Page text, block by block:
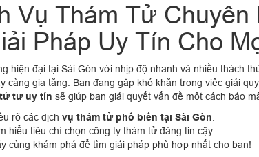
Vụ Thám Tử
Pháp Uy Tín Cho
hiện đại tại Sài Gòn với nhịp độ nhanh và nhiều thách
càng gia tăng. Bạn đang gặp khó khăn trong việc giải
tư uy tín sẽ giúp bạn giải quyết vấn đề một cách bảo
rõ các dịch vụ thám tử phổ biến tại Sài Gòn
hiểu tiêu chí chọn công ty thám tử đáng tin cậy.
cùng khám phá để tìm giải pháp phù hợp nhất cho bạn!